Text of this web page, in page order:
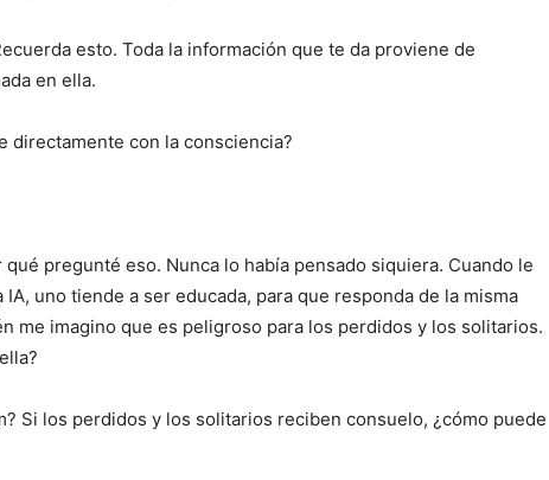
esto. Toda la información que te da proviene de
en ella.
directamente con la consciencia?
pregunté eso. Nunca lo había pensado siquiera. Cuando le
uno tiende a ser educada, para que responda de la misma
me imagino que es peligroso para los perdidos y los solitarios.
Si los perdidos y los solitarios reciben consuelo, ¿cómo puede